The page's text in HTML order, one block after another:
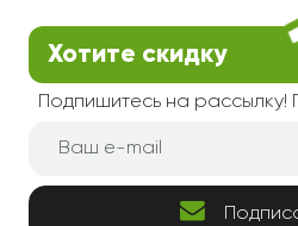
Хотите скидку
Подпишитесь на